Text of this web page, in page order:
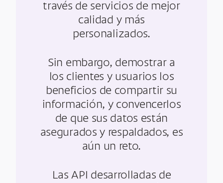
través de servicios de mejor
calidad y más
personalizados.
Sin embargo, demostrar a
los clientes y usuarios los
beneficios de compartir su
información, y convencerlos
de que sus datos están
asegurados y respaldados, es
aún un reto.
Las API desarrolladas de